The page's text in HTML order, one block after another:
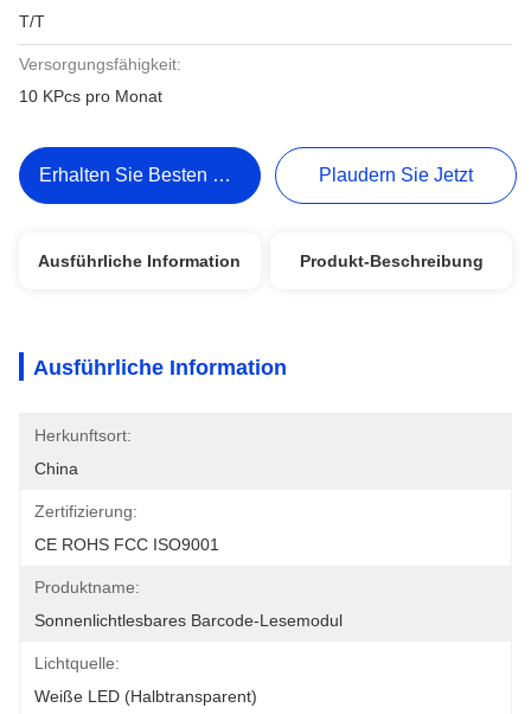
T/T
Versorgungsfähigkeit:
10 KPcs pro Monat
Erhalten Sie Besten Preis Plaudern Sie Jetzt
Ausführliche Information Produkt-Beschreibung
Ausführliche Information
Herkunftsort:
China
Zertifizierung:
CE ROHS FCC ISO9001
Produktname:
Sonnenlichtlesbares Barcode-Lesemodul
Lichtquelle:
Weiße LED (halbtransparent)